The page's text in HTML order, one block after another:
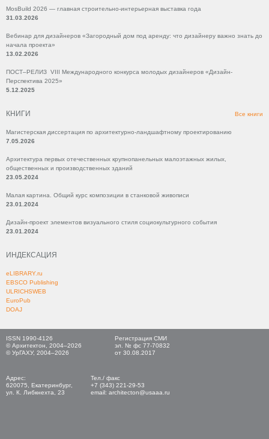
MosBuild 2026 — главная строительно-интерьерная выставка года
31.03.2026
Вебинар для дизайнеров «Загородный дом под аренду: что дизайнеру важно знать до
начала проекта»
13.02.2026
ПОСТ–РЕЛИЗ VIII Международного конкурса молодых дизайнеров «Дизайн-
Перспектива 2025»
5.12.2025
КНИГИ Все книги
Магистерская диссертация по архитектурно-ландшафтному проектированию
7.05.2026
Архитектура первых отечественных крупнопанельных малоэтажных жилых,
общественных и производственных зданий
23.05.2024
Малая картина. Общий курс композиции в станковой живописи
23.01.2024
Дизайн-проект элементов визуального стиля социокультурного события
23.01.2024
ИНДЕКСАЦИЯ
eLIBRARY.ru
EBSCO Publishing
ULRICHSWEB
EuroPub
DOAJ
ISSN 1990-4126
© Архитектон, 2004–2026
© УрГАХУ, 2004–2026
Регистрация СМИ
эл. № фс 77-70832
от 30.08.2017
Адрес:
620075, Екатеринбург,
ул. К. Либкнехта, 23
Тел./ факс
+7 (343) 221-29-53
email: architecton@usaaa.ru